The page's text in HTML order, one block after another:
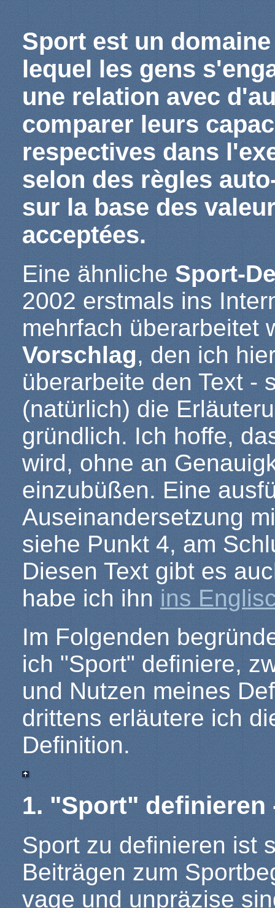
Sport est un
lequel les gens
une relation avec
comparer leurs
respectives dans
selon des règles
sur la base des
acceptées.
Eine ähnlicheSport-
2002 erstmals ins
mehrfach überarbeitet
Vorschlag, den ich
überarbeite den Text -
(natürlich) die
gründlich. Ich hoffe,
wird, ohne an
einzubüßen. Eine
Auseinandersetzung
siehe Punkt 4, am
Diesen Text gibt es
habe ich ihnins
Im Folgenden
ich "Sport" definiere,
und Nutzen meines
drittens erläutere ich
Definition.
1. "Sport" definieren
Sport zu definieren ist
Beiträgen zum
vage und unpräzise